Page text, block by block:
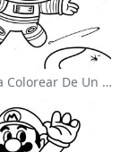
Página Para Colorear De Un Astronauta Lindo Flotando En El Espacio